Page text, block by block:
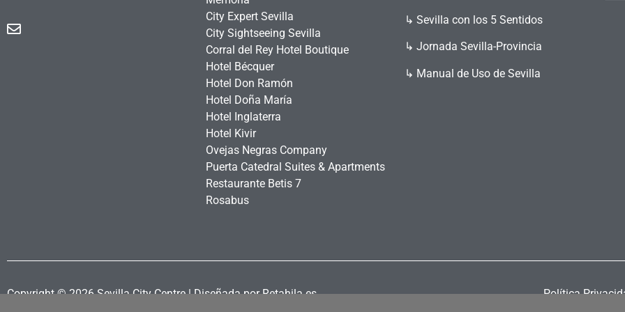
City Expert Sevilla
City Sightseeing Sevilla
Corral del Rey Hotel Boutique
Hotel Bécquer
Hotel Don Ramón
Hotel Doña María
Hotel Inglaterra
Hotel Kivir
Ovejas Negras Company
Puerta Catedral Suites & Apartments
Restaurante Betis 7
Rosabus
↳ Sevilla con los 5 Sentidos
↳ Jornada Sevilla-Provincia
↳ Manual de Uso de Sevilla
Copyright © 2026 Sevilla City Centre | Diseñada por Retahila.es Política